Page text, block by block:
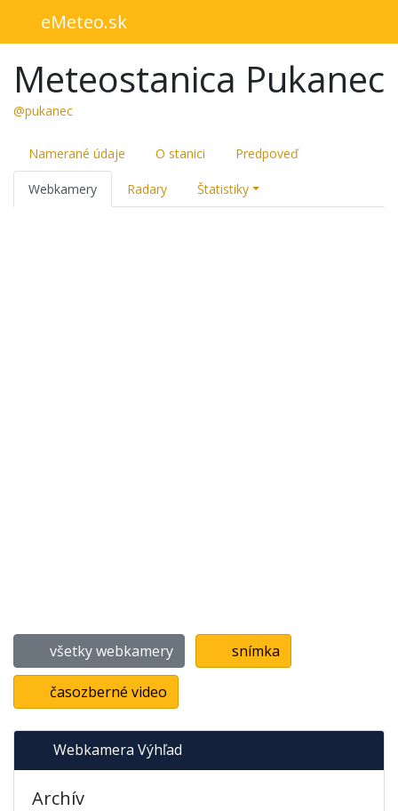
eMeteo.sk
Meteostanica Pukanec
@pukanec
Namerané údaje O stanici Predpoveď
Webkamery Radary Štatistiky
všetky webkamery snímka
časozberné video
Webkamera Výhľad
Archív